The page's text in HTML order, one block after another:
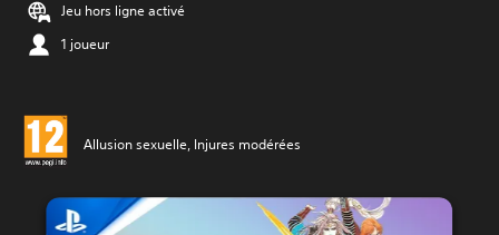
Jeu hors ligne activé
1 joueur
Allusion sexuelle, Injures modérées